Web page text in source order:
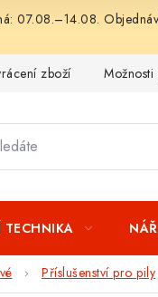
07.08.–14.08.
zboží
TECHNIKA
Příslušenství pro pily